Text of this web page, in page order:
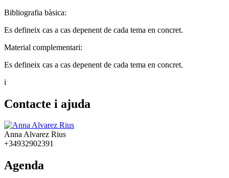
Bibliografia bàsica:
Es defineix cas a cas depenent de cada tema en concret.
Material complementari:
Es defineix cas a cas depenent de cada tema en concret.
i
Contacte i ajuda
Anna Alvarez Rius
+34932902391
Agenda